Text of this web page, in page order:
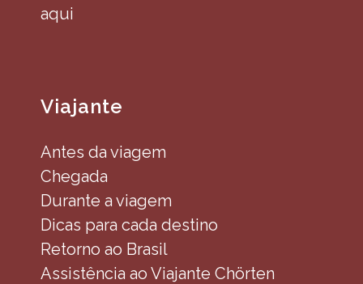
aqui
Viajante
Antes da viagem
Chegada
Durante a viagem
Dicas para cada destino
Retorno ao Brasil
Assistência ao Viajante Chörten